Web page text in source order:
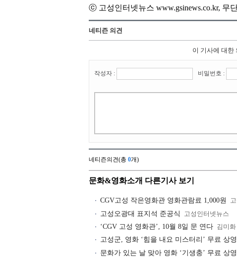
ⓒ 고성인터넷뉴스 www.gsinews.co.kr, 무
네티즌 의견
이 기사에 대한
작성자 : 비밀번호 :
네티즌의견(총 0개)
문화&영화소개 다른기사 보기
CGV고성 작은영화관 영화관람료 1,000원
고성오광대 표지석 준공식
고성인터넷뉴스
‘CGV 고성 영화관’, 10월 8일 문 연다 김미
고성군, 영화 ‘힘을 내요 미스터리’ 무료 상영
문화가 있는 날 맞아 영화 ‘기생충’ 무료 상영